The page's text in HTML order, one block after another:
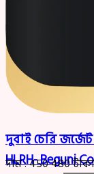
দুবাই চেরি
HLRH- Beguni
দাম :450480টাকা